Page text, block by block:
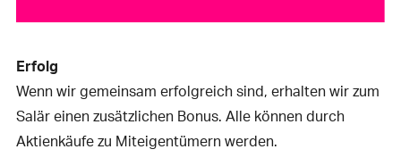
Erfolg
Wenn wir gemeinsam erfolgreich sind, erhalten wir zum
Salär einen zusätzlichen Bonus. Alle können durch
Aktienkäufe zu Miteigentümern werden.